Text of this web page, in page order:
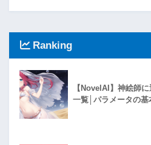
Ranking
【NovelAI】神絵師
一覧│パラメータの